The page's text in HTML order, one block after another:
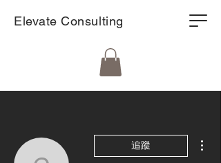
Elevate Consulting
追蹤